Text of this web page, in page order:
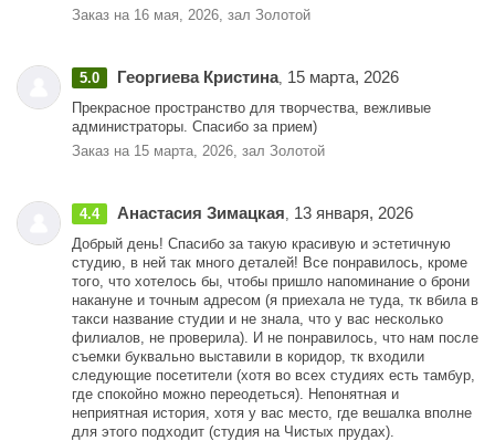
Заказ на 16 мая, 2026, зал Золотой
5.0 Георгиева Кристина, 15 марта, 2026
Прекрасное пространство для творчества, вежливые
администраторы. Спасибо за прием)
Заказ на 15 марта, 2026, зал Золотой
4.4 Анастасия Зимацкая 13 января, 2026
Добрый день! Спасибо за такую красивую и эстетичную
студию, в ней так много деталей! Все понравилось, кроме
того, что хотелось бы, чтобы пришло напоминание о брони
накануне и точным адресом (я приехала не туда, тк вбила в
такси название студии и не знала, что у вас несколько
филиалов, не проверила). И не понравилось, что нам после
съемки буквально выставили в коридор, тк входили
следующие посетители (хотя во всех студиях есть тамбур,
где спокойно можно переодеться). Непонятная и
неприятная история, хотя у вас место, где вешалка вполне
для этого подходит (студия на Чистых прудах).